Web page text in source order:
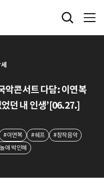
악콘서트 다담: 이연복
던 내 인생’[06.27.]
#이연복 #쉐프
#창작음악
애 박인혜